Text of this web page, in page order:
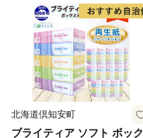
北海道倶知安町
ブライティア ソフト ボック